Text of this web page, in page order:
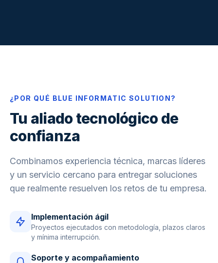
¿POR QUÉ BLUE INFORMATIC SOLUTION?
Tu aliado tecnológico de
confianza
Combinamos experiencia técnica, marcas líderes
y un servicio cercano para entregar soluciones
que realmente resuelven los retos de tu empresa.
Implementación ágil
Proyectos ejecutados con metodología, plazos claros
y mínima interrupción.
Soporte y acompañamiento